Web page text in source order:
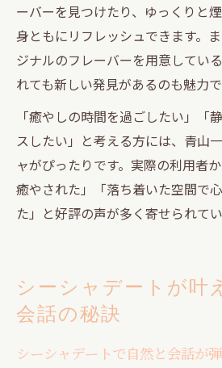
ーバーを見つけたり、ゆっくりと
身ともにリフレッシュできます。
ジナルのフレーバーを用意してい
れても新しい発見があるのも魅力で
「癒やしの時間を過ごしたい」「
スしたい」と考える方には、青山
ャがぴったりです。実際の利用者
癒やされた」「落ち着いた空間で
た」と好評の声が多く寄せられてい
シーシャデートが叶
会話の秘訣
シーシャデートで自然と会話が